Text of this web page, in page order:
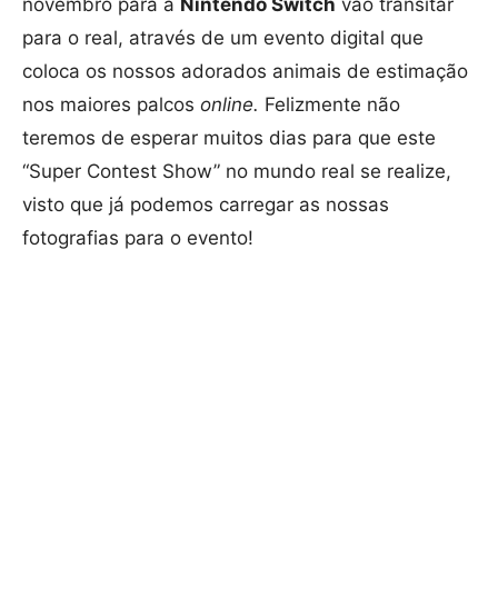
novembro para a Nintendo Switch vão transitar
para o real, através de um evento digital que
coloca os nossos adorados animais de estimação
nos maiores palcos online. Felizmente não
teremos de esperar muitos dias para que este
“Super Contest Show” no mundo real se realize,
visto que já podemos carregar as nossas
fotografias para o evento!